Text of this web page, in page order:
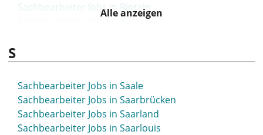
Sachbearbeiter Jobs in Rinteln
Sachbearbeiter Jobs in Rodgau
Sachbearbeiter Jobs in Roth
Sachbearbeiter Jobs in Rudolstadt
Sachbearbeiter Jobs in Ruhrpark
Sachbearbeiter Jobs in Rüsselsheim
Alle anzeigen
S
Sachbearbeiter Jobs in Saale
Sachbearbeiter Jobs in Saarbrücken
Sachbearbeiter Jobs in Saarland
Sachbearbeiter Jobs in Saarlouis